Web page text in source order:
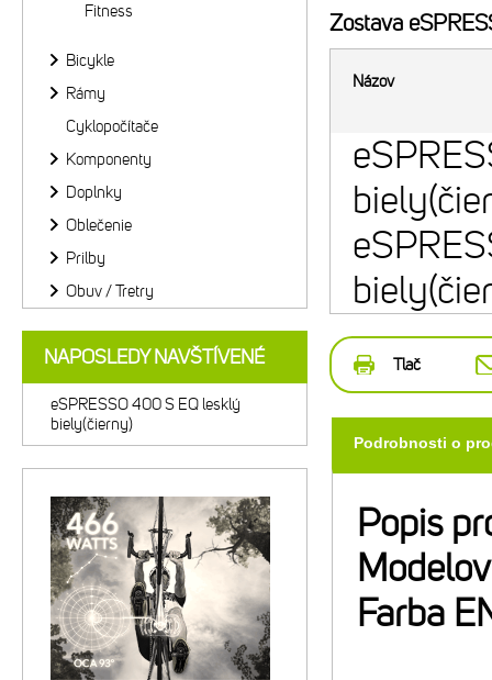
Zostava
Názov
Tlač
Podrobnosti o
Popis
Farba
Fitness
Bicykle
Rámy
Cyklopočítače
Komponenty
Doplnky
Oblečenie
Prilby
Obuv / Tretry
NAPOSLEDY NAVŠTÍVENÉ
eSPRESSO 400 S EQ lesklý
biely(čierny)